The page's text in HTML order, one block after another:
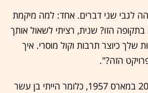
לגבי שני דברים. אחד: למה מיקמת
הזו? שנית, רציתי לשאול אותך
שלך כיוצר תרבות וקול מוסרי. איך
הזה?".
ספייק לי: "נולדתי ב-20 במארס 1957, כלומר הייתי בן עשר